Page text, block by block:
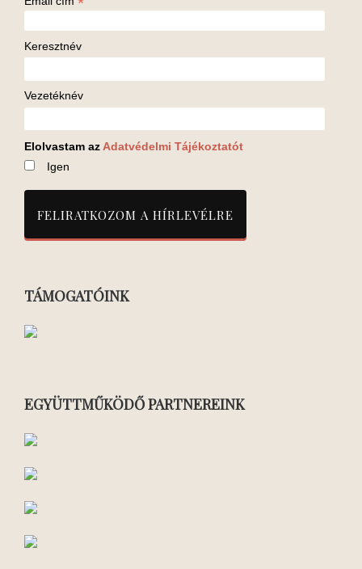
Keresztnév
Vezetéknév
Elolvastam az Adatvédelmi Tájékoztatót
Igen
TÁMOGATÓINK
EGYÜTTMŰKÖDŐ PARTNEREINK